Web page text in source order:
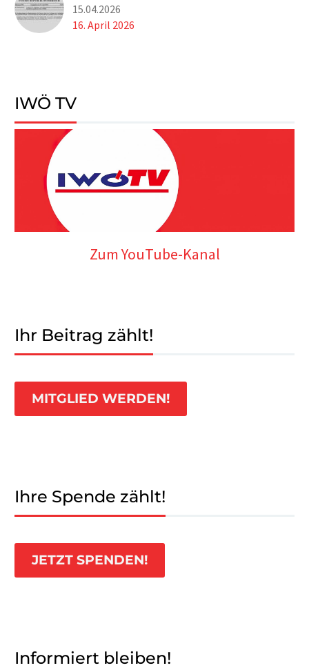
15.04.2026
16. April 2026
IWÖ TV
Zum YouTube-Kanal
Ihr Beitrag zählt!
MITGLIED WERDEN!
Ihre Spende zählt!
JETZT SPENDEN!
Informiert bleiben!